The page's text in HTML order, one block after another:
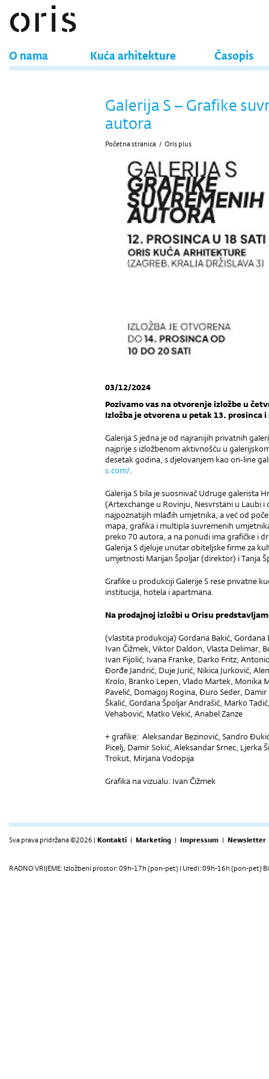
O nama Kuća arhitekture Časopis
Galerija S – Grafike
autora
Početna stranica / Oris plus
03/12/2024
Pozivamo vas na otvorenje izložbe u
Izložba je otvorena u petak 13. prosinca
Galerija S jedna je od najranijih privatnih
najprije s izložbenom aktivnošću u
desetak godina, s djelovanjem kao on-line
s.com/.
Galerija S bila je suosnivač Udruge galerista
(Artexchange u Rovinju, Nesvrstani u Laubi
najpoznatijih mlađih umjetnika, a već od
mapa, grafika i multipla suvremenih
preko 70 autora, a na ponudi ima grafičke i
Galerija S djeluje unutar obiteljske firme za
umjetnosti Marijan Špoljar (direktor) i Tanja
Grafike u produkciji Galerije S rese privatne
institucija, hotela i apartmana.
Na prodajnoj izložbi u Orisu
(vlastita produkcija) Gordana Bakić,
Ivan Čižmek, Viktor Daldon, Vlasta Delimar,
Ivan Fijolić, Ivana Franke, Darko Fritz,
Đorđe Jandrić, Duje Jurić, Nikica Jurković,
Krolo, Branko Lepen, Vlado Martek, Monika
Pavelić, Domagoj Rogina, Đuro Seder,
Škalić, Gordana Špoljar Andrašić, Marko
Vehabović, Matko Vekić, Anabel Zanze
+ grafike: Aleksandar Bezinović, Sandro
Picelj, Damir Sokić, Aleksandar Srnec, Ljerka
Trokut, Mirjana Vodopija
Grafika na vizualu: Ivan Čižmek
Sva prava pridržana ©2026 | Kontakti | Marketing | Impressum | Newsletter
RADNO VRIJEME: Izložbeni prostor: 09h-17h (pon-pet) | Uredi: 09h-16h (pon-pet)